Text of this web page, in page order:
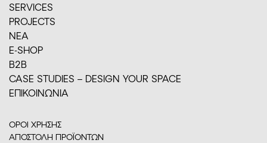
SERVICES
PROJECTS
ΝΕΑ
E-SHOP
Β2Β
CASE STUDIES – DESIGN YOUR SPACE
ΕΠΙΚΟΙΝΩΝΙΑ
ΟΡΟΙ ΧΡΗΣΗΣ
ΑΠΟΣΤΟΛΗ ΠΡΟΪΟΝΤΩΝ